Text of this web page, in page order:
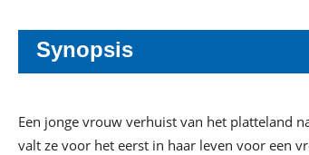
Synopsis
Een jonge vrouw verhuist van het platteland
valt ze voor het eerst in haar leven voor een